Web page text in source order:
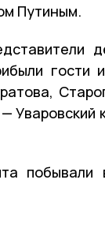
Путиным.
гости
Уваровский
побывали